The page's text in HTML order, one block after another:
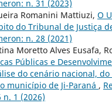
n. 31 (2023)
Romanini Mattiuzi, O
do Tribunal de Justiça
n. 28 (2021)
Moretto Alves Eusafa,
Públicas e
do cenário nacional, do
município de Ji-Paraná ,
n. 1 (2026)